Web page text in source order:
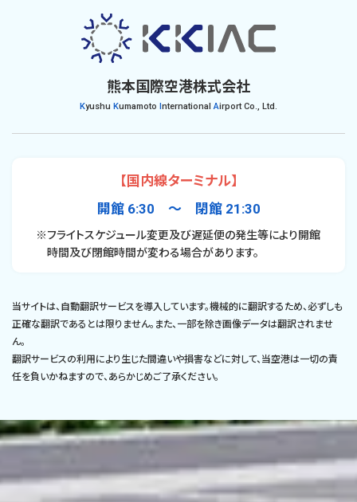
熊本国際空港株式会社
Kyushu Kumamoto InternationalAirport Co., Ltd.
【国内線ターミナル】
開館 6:30 〜 閉館 21:30
※フライトスケジュール変更及び遅延便の発生等により開館
時間及び閉館時間が変わる場合があります。
当サイトは、自動翻訳サービスを導入しています。機械的に翻訳するため、必ずしも
正確な翻訳であるとは限りません。また、一部を除き画像データは翻訳されませ
ん。
翻訳サービスの利用により生じた間違いや損害などに対して、当空港は一切の責
任を負いかねますので、あらかじめご了承ください。